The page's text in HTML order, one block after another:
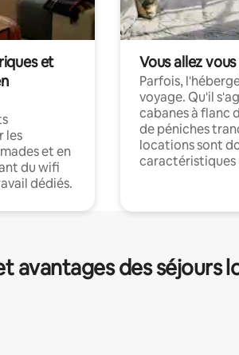
et
les
et en
du wifi
dédiés.
Vous allez
Parfois,
voyage. Qu'il
cabanes à flanc
de péniches
locations sont
caractéristiques
avantages des séjours